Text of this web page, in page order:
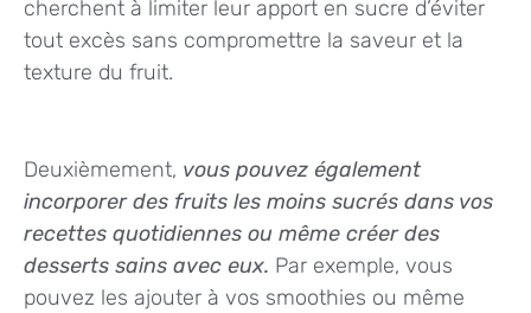
cherchent à limiter leur apport en sucre d’éviter
tout excès sans compromettre la saveur et la
texture du fruit.
Deuxièmement, vous pouvez également
incorporer des fruits les moins sucrés dans vos
recettes quotidiennes ou même créer des
desserts sains avec eux. Par exemple, vous
pouvez les ajouter à vos smoothies ou même